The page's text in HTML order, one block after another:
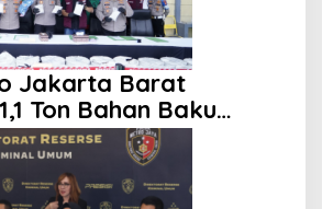
Jakarta Barat
Ton Bahan Baku
Tersangka